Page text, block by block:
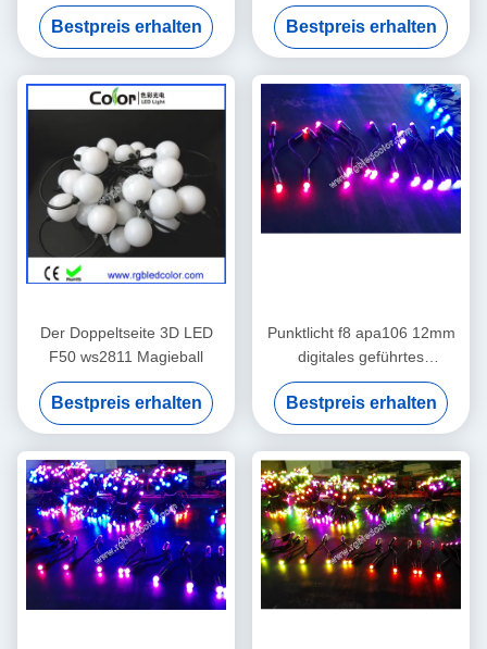
Bestpreis erhalten
lichtquelle ws2811
Bestpreis erhalten
Der Doppeltseite 3D LED
F50 ws2811 Magieball
Bestpreis erhalten
Punktlicht f8 apa106 12mm
digitales geführtes
Traumfarb
Bestpreis erhalten